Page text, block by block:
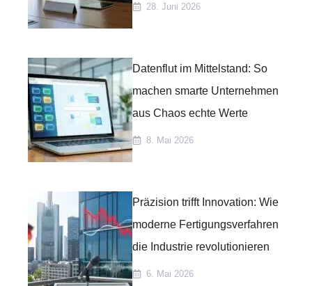
28. Juni 2026
Datenflut im Mittelstand: So
machen smarte Unternehmen
aus Chaos echte Werte
8. Mai 2026
Präzision trifft Innovation: Wie
moderne Fertigungsverfahren
die Industrie revolutionieren
6. Mai 2026